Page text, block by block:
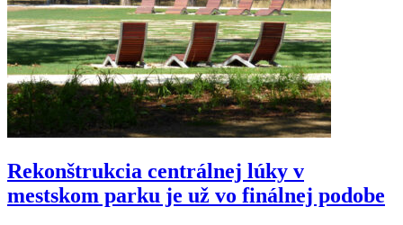
Rekonštrukcia centrálnej lúky v
mestskom parku je už vo finálnej podobe